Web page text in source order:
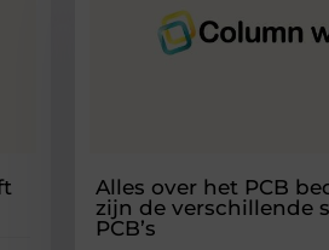
Alles over het PCB
zijn de verschillende
PCB’s